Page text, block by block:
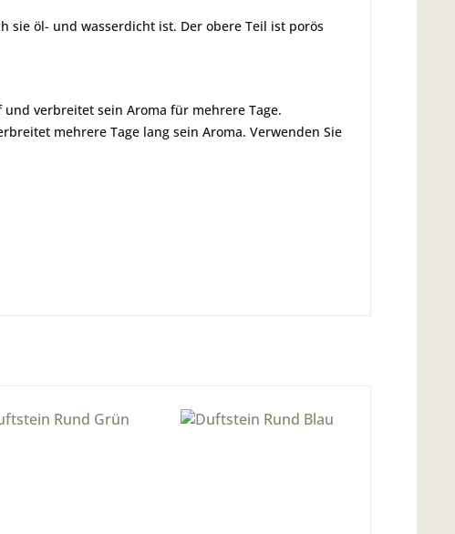
sie öl- und wasserdicht ist. Der obere Teil ist porös
verbreitet sein Aroma für mehrere Tage.
mehrere Tage lang sein Aroma. Verwenden Sie